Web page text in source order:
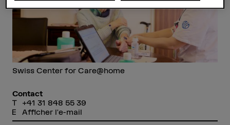
Swiss Center for Care@home
Contact
+41 31 848 55 39
Afficher l'e-mail